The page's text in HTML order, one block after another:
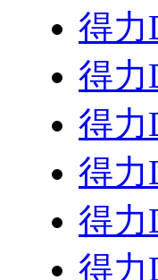
得力
得力
得力
得力
得力
得力